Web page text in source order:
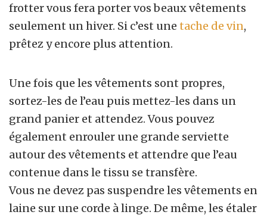
frotter vous fera porter vos beaux vêtements
seulement un hiver. Si c’est une tache de vin,
prêtez y encore plus attention.
Une fois que les vêtements sont propres,
sortez-les de l’eau puis mettez-les dans un
grand panier et attendez. Vous pouvez
également enrouler une grande serviette
autour des vêtements et attendre que l’eau
contenue dans le tissu se transfère.
Vous ne devez pas suspendre les vêtements en
laine sur une corde à linge. De même, les étaler